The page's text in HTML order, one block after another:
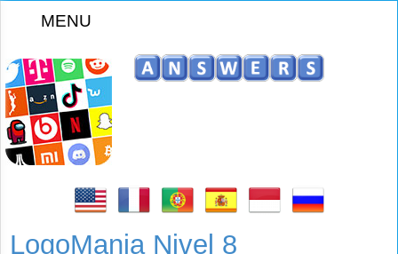
MENU
LogoMania Nivel 8